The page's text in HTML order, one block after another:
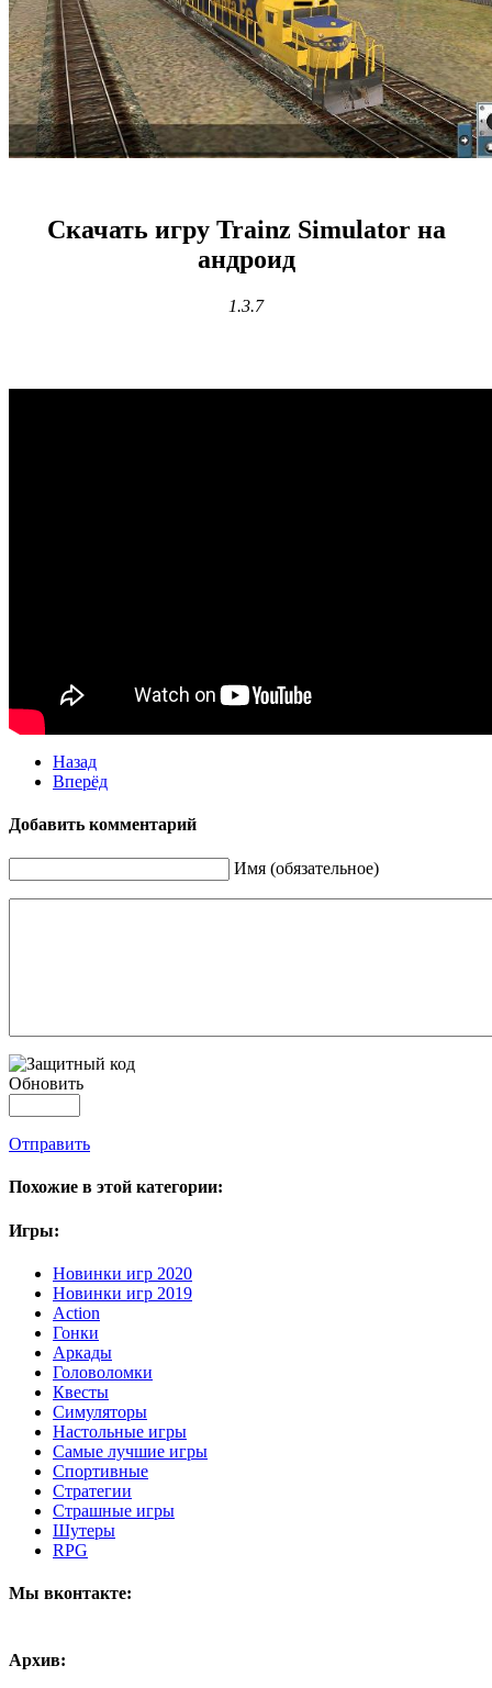
Скачать игру Trainz Simulator на
андроид
1.3.7
Назад
Вперёд
Добавить комментарий
Имя (обязательное)
Обновить
Отправить
Похожие в этой категории:
Игры:
Новинки игр 2020
Новинки игр 2019
Action
Гонки
Аркады
Головоломки
Квесты
Симуляторы
Настольные игры
Самые лучшие игры
Спортивные
Стратегии
Страшные игры
Шутеры
RPG
Мы вконтакте:
Архив: